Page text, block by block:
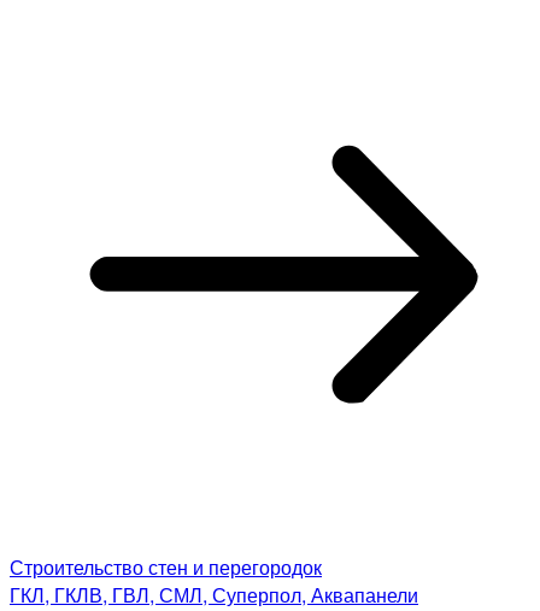
Строительство стен и перегородок
ГКЛ, ГКЛВ, ГВЛ, СМЛ, Суперпол, Аквапанели